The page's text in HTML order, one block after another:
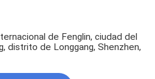
de Fenglin, ciudad del
distrito de Longgang, Shenzhen,